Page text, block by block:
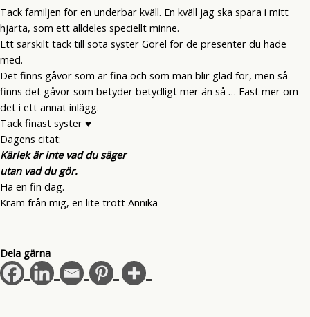
Tack familjen för en underbar kväll. En kväll jag ska spara i mitt
hjärta, som ett alldeles speciellt minne.
Ett särskilt tack till söta syster Görel för de presenter du hade
med.
Det finns gåvor som är fina och som man blir glad för, men så
finns det gåvor som betyder betydligt mer än så … Fast mer om
det i ett annat inlägg.
Tack finast syster ♥
Dagens citat:
Kärlek är inte vad du säger
utan vad du gör.
Ha en fin dag.
Kram från mig, en lite trött Annika
Dela gärna